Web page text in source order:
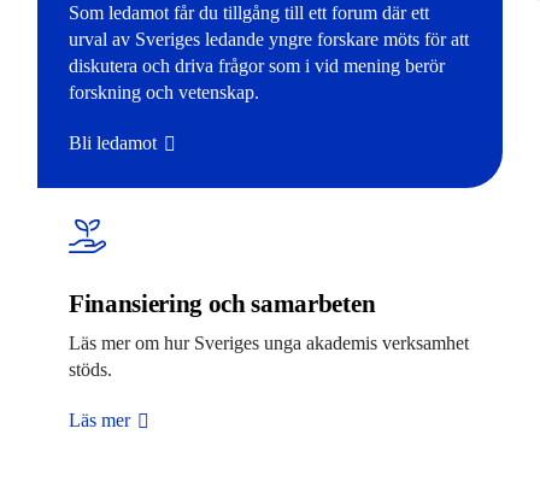
Som ledamot får du tillgång till ett forum där ett
urval av Sveriges ledande yngre forskare möts för att
diskutera och driva frågor som i vid mening berör
forskning och vetenskap.
Bli ledamot
Finansiering och samarbeten
Läs mer om hur Sveriges unga akademis verksamhet
stöds.
Läs mer